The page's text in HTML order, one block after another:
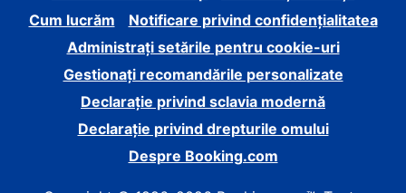
Cum lucrăm
Notificare privind confidențialitatea
Administrați setările pentru cookie-uri
Gestionați recomandările personalizate
Declarație privind sclavia modernă
Declarație privind drepturile omului
Despre Booking.com